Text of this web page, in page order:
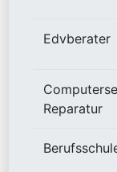
Edvberater
Reparatur